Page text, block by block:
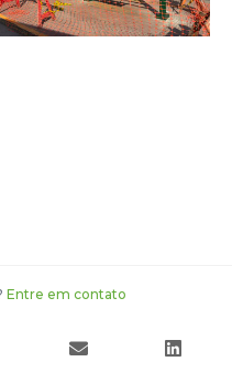
Entre em contato